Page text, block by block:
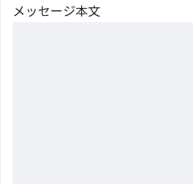
メッセージ本文